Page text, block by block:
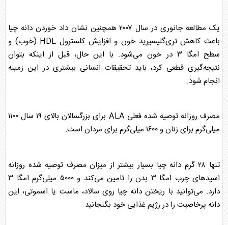
یک مطالعه جانوری در سال ۲۰۰۷ همچنین نشان داد خوردن دانه چیا
باعث کاهش تری‌گلیسیرید خون و افزایش کلسترول HDL (خوب) و
سطح امگا ۳ در خون می‌شود. با این حال، قبل از اینکه بتوان
نتیجه‌گیری قطعی کرد، باید تحقیقات انسانی بیشتری در این زمینه
انجام شود.
مصرف روزانه توصیه شده فعلی ALA برای بزرگسالان بالای ۱۹ سال ۱۱۰۰
میلی‌گرم برای زنان و ۱۶۰۰ میلی‌گرم برای مردان است.
تنها ۲۸ گرم دانه چیا بسیار بیشتر از میزان مصرف توصیه شده روزانه
اسید‌های چرب امگا ۳ بدن را تامین می‌کند و ۵۰۰۰ میلی‌گرم امگا ۳
دارد. می‌توانید با ریختن دانه چیا روی سالاد، ماست یا اسموتی، این
دانه پرخاصیت را در رژیم غذایی خود بگنجانید.